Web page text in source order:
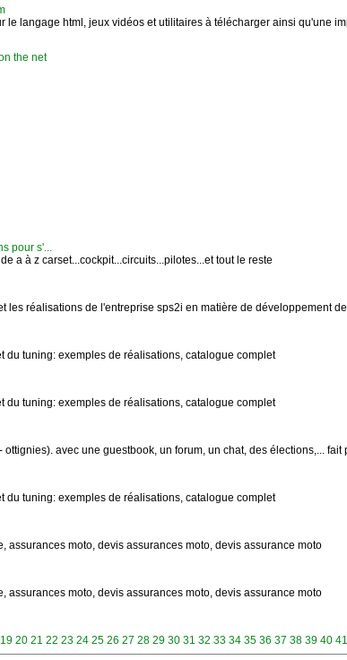
le langage html, jeux vidéos et utilitaires à télécharger ainsi qu'une
the net
pour s'...
a à z carset...cockpit...circuits...pilotes...et tout le reste
les réalisations de l'entreprise sps2i en matière de développement
du tuning: exemples de réalisations, catalogue complet
du tuning: exemples de réalisations, catalogue complet
avec une guestbook, un forum, un chat, des élections,... fait
du tuning: exemples de réalisations, catalogue complet
assurances moto, devis assurances moto, devis assurance moto
assurances moto, devis assurances moto, devis assurance moto
19 20 21 22 23 24 25 26 27 28 29 30 31 32 33 34 35 36 37 38 39 40 41